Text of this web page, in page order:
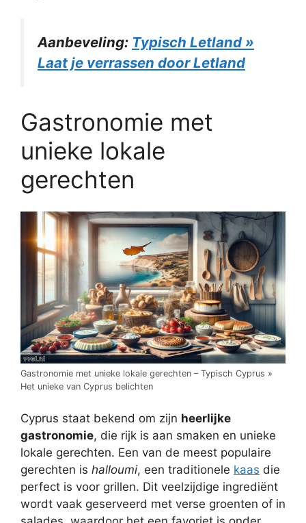
Aanbeveling: Typisch Letland »
Laat je verrassen door Letland
Gastronomie met
unieke lokale
gerechten
Gastronomie met unieke lokale gerechten – Typisch Cyprus »
Het unieke van Cyprus belichten
Cyprus staat bekend om zijn heerlijke
gastronomie, die rijk is aan smaken en unieke
lokale gerechten. Een van de meest populaire
gerechten is halloumi, een traditionele kaas die
perfect is voor grillen. Dit veelzijdige ingrediënt
wordt vaak geserveerd met verse groenten of in